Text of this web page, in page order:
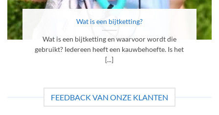
Wat is een bijtketting?
Wat is een bijtketting en waarvoor wordt die
gebruikt? Iedereen heeft een kauwbehoefte. Is het
[...]
FEEDBACK VAN ONZE KLANTEN